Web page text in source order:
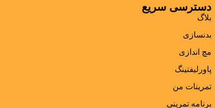
دسترسی سریع
بلاگ
بدنسازی
مچ اندازی
پاورلیفتینگ
تمرینات من
برنامه تمرینی